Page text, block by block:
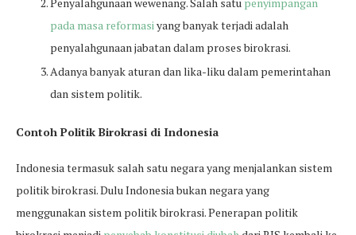
pada masa reformasiyang banyak terjadi adalah
penyalahgunaan jabatan dalam proses birokrasi.
Adanya banyak aturan dan lika-liku dalam pemerintahan
dan sistem politik.
Contoh Politik Birokrasi di Indonesia
Indonesia termasuk salah satu negara yang menjalankan sistem
politik birokrasi. Dulu Indonesia bukan negara yang
menggunakan sistem politik birokrasi. Penerapan politik